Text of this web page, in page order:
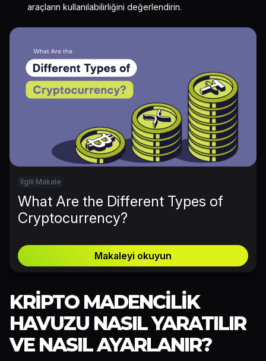
araçların kullanılabilirliğini değerlendirin.
İlgili Makale
What Are the Different Types of
Cryptocurrency?
Makaleyi okuyun
KRIPTO MADENCILIK
HAVUZU NASIL YARATILIR
VE NASIL AYARLANIR?